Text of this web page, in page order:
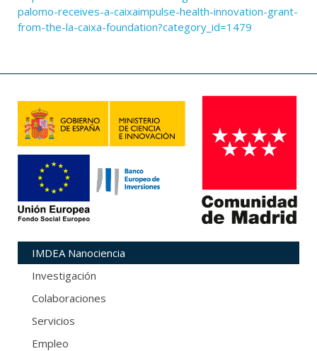
palomo-receives-a-caixaimpulse-health-innovation-grant-
from-the-la-caixa-foundation?category_id=1479
IMDEA Nanociencia
Investigación
Colaboraciones
Servicios
Empleo